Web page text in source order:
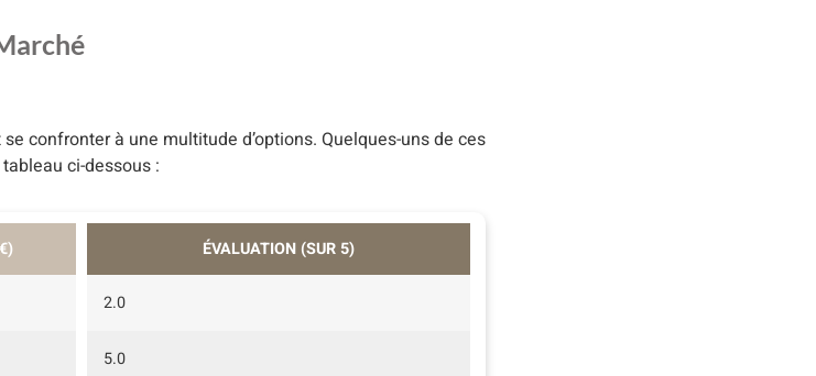
se confronter à une multitude d’options. Quelques-uns de ces
ci-dessous :
ÉVALUATION (SUR 5)
2.0
5.0